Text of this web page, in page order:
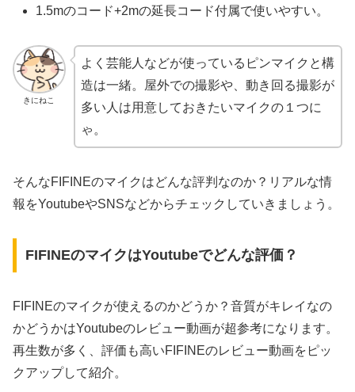
1.5mのコード+2mの延長コード付属で使いやすい。
きにねこ
よく芸能人などが使っているピンマイクと構
造は一緒。屋外での撮影や、動き回る撮影が
多い人は用意しておきたいマイクの１つに
ゃ。
そんなFIFINEのマイクはどんな評判なのか？リアルな情
報をYoutubeやSNSなどからチェックしていきましょう。
FIFINEのマイクはYoutubeでどんな評価？
FIFINEのマイクが使えるのかどうか？音質がキレイなの
かどうかはYoutubeのレビュー動画が超参考になります。
再生数が多く、評価も高いFIFINEのレビュー動画をピッ
クアップして紹介。